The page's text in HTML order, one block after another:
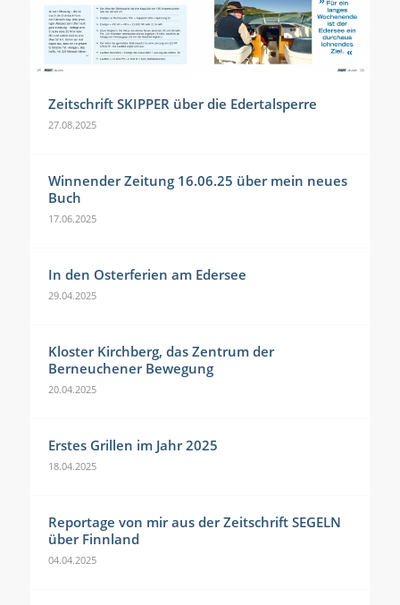
Zeitschrift SKIPPER über die Edertalsperre
27.08.2025
Winnender Zeitung 16.06.25 über mein neues
Buch
17.06.2025
In den Osterferien am Edersee
29.04.2025
Kloster Kirchberg, das Zentrum der
Berneuchener Bewegung
20.04.2025
Erstes Grillen im Jahr 2025
18.04.2025
Reportage von mir aus der Zeitschrift SEGELN
über Finnland
04.04.2025